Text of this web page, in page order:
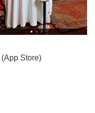
(App Store)